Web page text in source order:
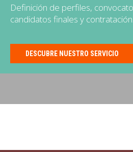
Definición de perfiles,
candidatos finales y contratación.
DESCUBRE NUESTRO SERVICIO